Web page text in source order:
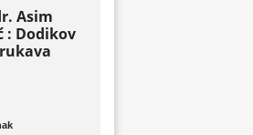
Asim
: Dodikov